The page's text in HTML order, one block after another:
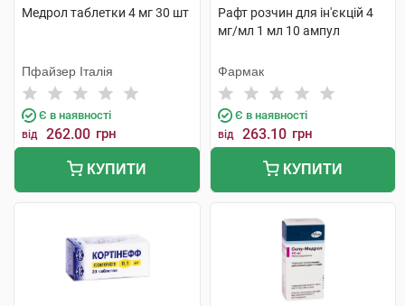
Медрол таблетки 4 мг 30 шт
Пфайзер Італія
Є в наявності
від 262.00 грн
КУПИТИ
Рафт розчин для ін'єкцій 4
мг/мл 1 мл 10 ампул
Фармак
Є в наявності
від 263.10 грн
КУПИТИ